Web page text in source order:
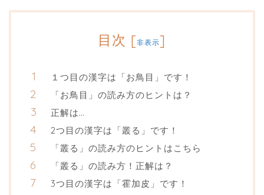
目次 [非表示]
１つ目の漢字は「お鳥目」です！
「お鳥目」の読み方のヒントは？
正解は…
2つ目の漢字は「叢る」です！
「叢る」の読み方のヒントはこちら
「叢る」の読み方！正解は？
3つ目の漢字は「霍加皮」です！